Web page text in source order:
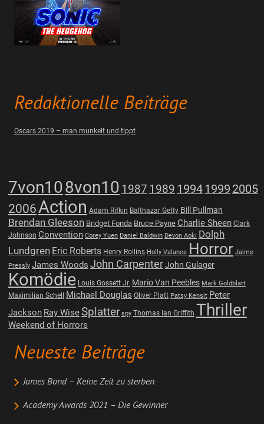
Redaktionelle Beiträge
Oscars 2019 – man munkelt und tippt
7von108von10 1987 1989 19941999 2005
2006Action Adam Rifkin Balthazar Getty Bill Pullman
Brendan Gleeson Bridget Fonda Bruce Payne Charlie Sheen Clark
Johnson Convention Corey Yuen Daniel Baldwin Devon Aoki Dolph
Lundgren Eric Roberts Henry Rollins Holly Valance Horror Jaime
Pressly James Woods John CarpenterJohn Gulager
Komödie Louis Gossett Jr. Mario Van Peebles Mark Goldblatt
Maximilian Schell Michael Douglas Oliver Platt Patsy Kensit Peter
Jackson Ray WiseSplatter spy Thomas Ian Griffith Thriller
Weekend of Horrors
Neueste Beiträge
James Bond – Keine Zeit zu sterben
Academy Awards 2021 – Die Gewinner